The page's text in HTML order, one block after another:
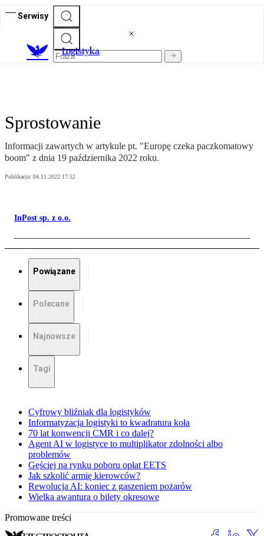
Serwisy
Logistyka
Sprostowanie
Informacji zawartych w artykule pt. "Europę czeka paczkomatowy
boom" z dnia 19 października 2022 roku.
Publikacja: 04.11.2022 17:52
InPost sp. z o.o.
Powiązane
Polecane
Najnowsze
Tagi
Cyfrowy bliźniak dla logistyków
Informatyzacja logistyki to kwadratura koła
70 lat konwencji CMR i co dalej?
Agent AI w logistyce to multiplikator zdolności albo
problemów
Gęściej na rynku poboru opłat EETS
Jak szkolić armię kierowców?
Rewolucja AI: koniec z gaszeniem pożarów
Wielka awantura o bilety okresowe
Promowane treści